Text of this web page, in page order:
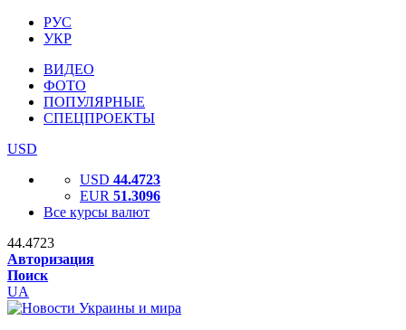
РУС
УКР
ВИДЕО
ФОТО
ПОПУЛЯРНЫЕ
СПЕЦПРОЕКТЫ
USD
USD 44.4723
EUR 51.3096
Все курсы валют
44.4723
Авторизация
Поиск
UA